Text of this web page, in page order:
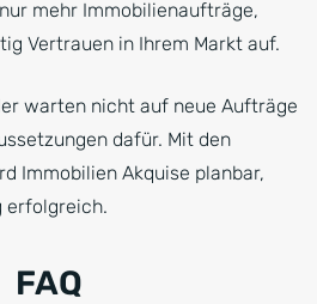
mehr Immobilienaufträge,
Vertrauen in Ihrem Markt auf.
warten nicht auf neue Aufträge
dafür. Mit den
Immobilien Akquise planbar,
erfolgreich.
FAQ